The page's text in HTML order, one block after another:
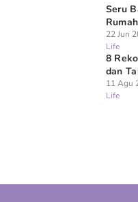
Seru
22 Jun
Life
8
dan
11 Agu
Life